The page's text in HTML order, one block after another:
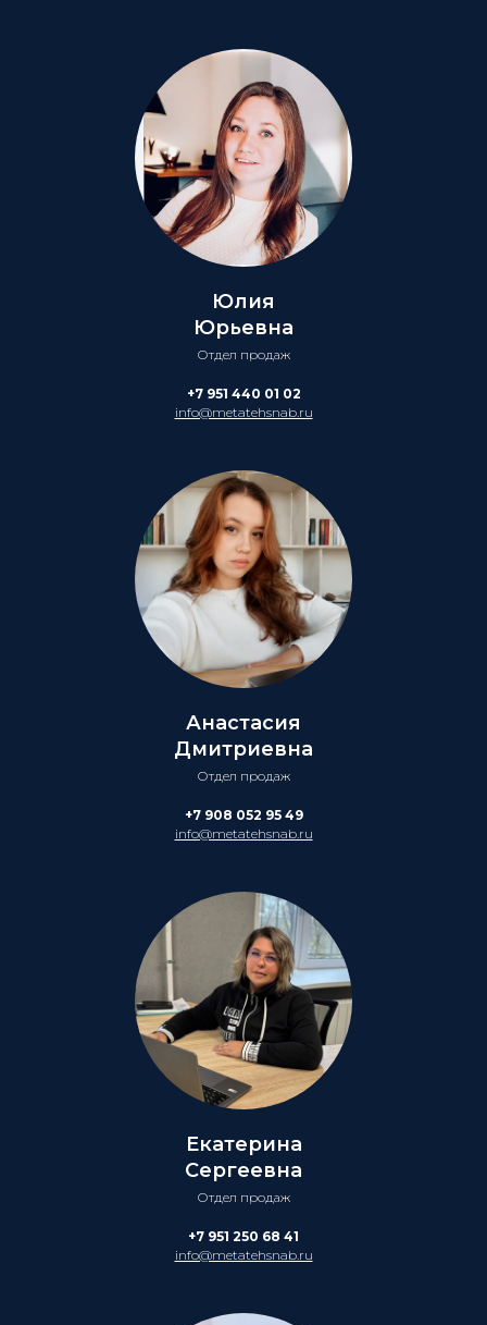
Юлия
Юрьевна
Отдел продаж
+7 951 440 01 02
info@metatehsnab.ru
Анастасия
Дмитриевна
Отдел продаж
+7 908 052 95 49
info@metatehsnab.ru
Екатерина
Сергеевна
Отдел продаж
+7 951 250 68 41
info@metatehsnab.ru